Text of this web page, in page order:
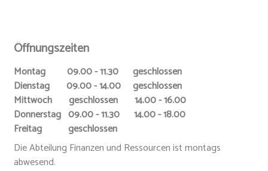
Öffnungszeiten
Montag 09.00 - 11.30 geschlossen
Dienstag 09.00 - 14.00 geschlossen
Mittwoch geschlossen 14.00 - 16.00
Donnerstag 09.00 - 11.30 14.00 - 18.00
Freitag geschlossen
Die Abteilung Finanzen und Ressourcen ist montags
abwesend.